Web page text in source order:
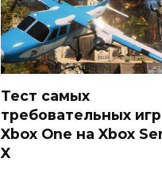
Тест самых
требовательных игр
Xbox One на Xbox
X